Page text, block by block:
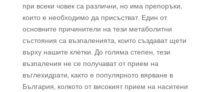
при всеки човек са различни, но има препоръки,
които е необходимо да присъстват. Един от
основните причинители на тези метаболитни
състояния са възпаленията, които създават щети
върху нашите клетки. До голяма степен, тези
възпаления не се получават от прием на
въглехидрати, както е популярното вярване в
България, колкото от високият прием на наситени